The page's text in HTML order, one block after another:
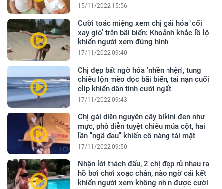
15/11/2022 15:56
Cười toác miệng xem chị gái hóa 'cối
xay gió' trên bãi biển: Khoảnh khắc lồ lộ
khiến người xem đứng hình
17/11/2022 09:40
Chị đẹp bất ngờ hóa 'nhền nhện', tung
chiêu lộn mèo dọc bãi biển, tai nạn cuối
clip khiến dân tình cười ngất
17/11/2022 09:43
Chị gái diện nguyên cây bikini đen như
mực, phô diễn tuyệt chiêu múa cột, hai
lần "ngã đau" khiến cô nàng tái mặt
17/11/2022 09:50
Nhận lời thách đấu, 2 chị đẹp rủ nhau ra
hồ bơi chơi xoạc chân, nào ngờ cái kết
khiến người xem không nhịn được cười